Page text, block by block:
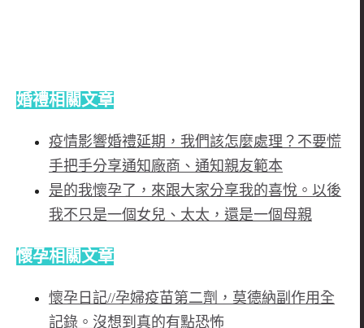
婚禮相關文章
疫情影響婚禮延期，我們該怎麼處理？不要慌
手把手分享通知廠商、通知親友範本
是的我懷孕了，來跟大家分享我的喜悅。以後
我不只是一個女兒、太太，還是一個母親
懷孕相關文章
懷孕日記//孕婦疫苗第二劑，莫德納副作用全
記錄。沒想到真的有點恐怖